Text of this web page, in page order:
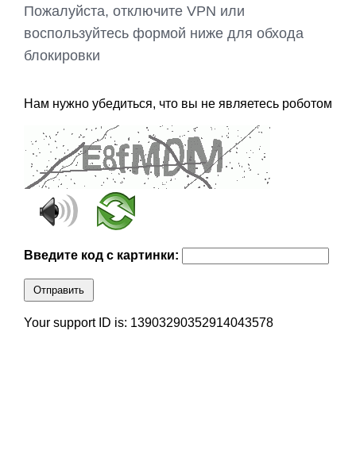
Пожалуйста, отключите VPN или
воспользуйтесь формой ниже для обхода
блокировки
Нам нужно убедиться, что вы не являетесь роботом
Введите код с картинки:
Отправить
Your support ID is: 13903290352914043578